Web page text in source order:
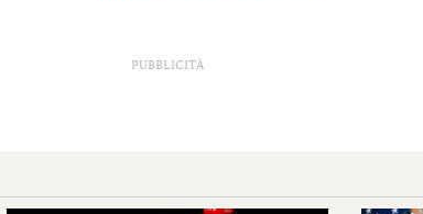
PUBBLICITÀ